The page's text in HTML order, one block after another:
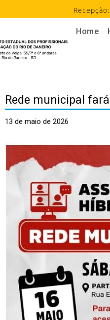
Home
Rede municipal
13 de maio de 2026